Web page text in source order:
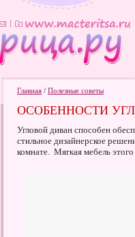
Главная / Полезные советы
ОСОБЕННОСТИ
Угловой диван способен
стильное дизайнерское
комнате. Мягкая мебель